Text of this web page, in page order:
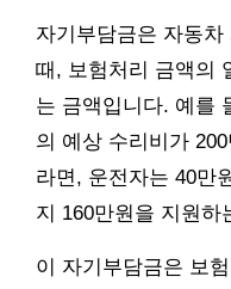
자기부담금은 자동
때, 보험처리 금액의
는 금액입니다. 예를
의 예상 수리비가
라면, 운전자는 40만
지 160만원을 지원하
이 자기부담금은 보